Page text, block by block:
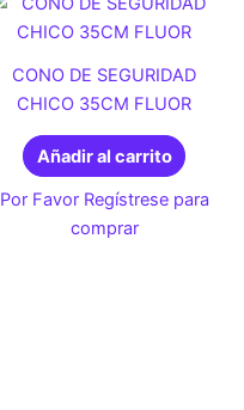
CONO DE SEGURIDAD
CHICO 35CM FLUOR
Añadir al carrito
Por Favor Regístrese para
comprar